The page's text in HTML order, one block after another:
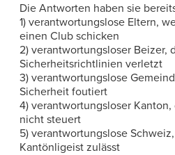
Die Antworten haben sie
1) verantwortungslose Eltern,
einen Club schicken
2) verantwortungsloser Beizer,
Sicherheitsrichtlinien verletzt
3) verantwortungslose
Sicherheit foutiert
4) verantwortungsloser
nicht steuert
5) verantwortungslose
Kantönligeist zulässt